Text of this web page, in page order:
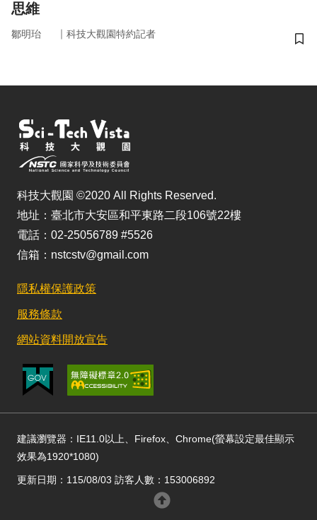
思維
鄒明珆 ｜ 科技大觀園特約記者
儲
科技大觀園 ©2020 All Rights Reserved.
地址：臺北市大安區和平東路二段106號22樓
電話：02-25056789 #5526
信箱：nstcstv@gmail.com
隱私權保護政策
服務條款
網站資料開放宣告
建議瀏覽器：IE11.0以上、Firefox、Chrome(螢幕設定最佳顯示
效果為1920*1080)
更新日期：115/08/03 訪客人數：153006892
回頂部